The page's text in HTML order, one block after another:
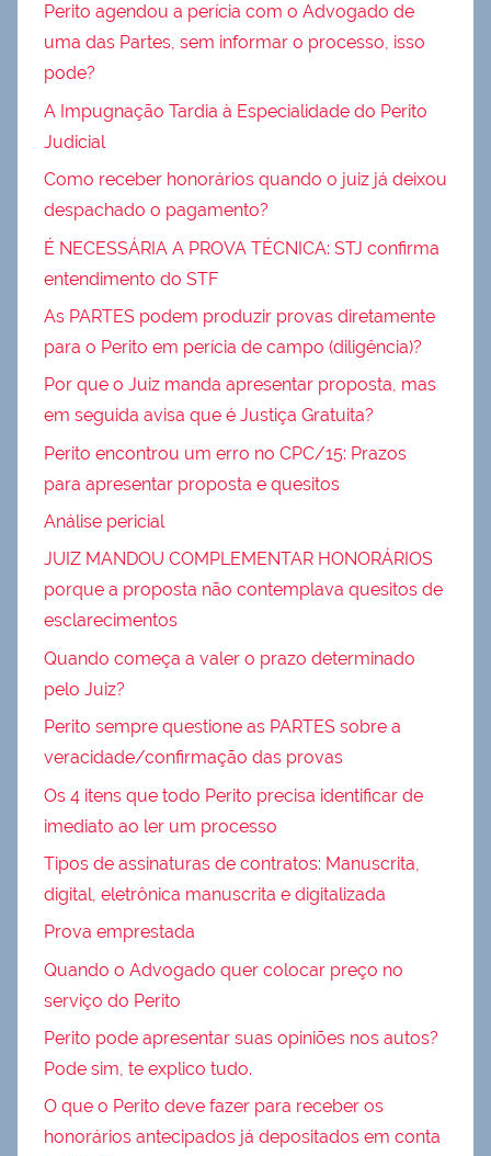
Perito agendou a perícia com o Advogado de
uma das Partes, sem informar o processo, isso
pode?
A Impugnação Tardia à Especialidade do Perito
Judicial
Como receber honorários quando o juiz já deixou
despachado o pagamento?
É NECESSÁRIA A PROVA TÉCNICA: STJ confirma
entendimento do STF
As PARTES podem produzir provas diretamente
para o Perito em perícia de campo (diligência)?
Por que o Juiz manda apresentar proposta, mas
em seguida avisa que é Justiça Gratuita?
Perito encontrou um erro no CPC/15: Prazos
para apresentar proposta e quesitos
Análise pericial
JUIZ MANDOU COMPLEMENTAR HONORÁRIOS
porque a proposta não contemplava quesitos de
esclarecimentos
Quando começa a valer o prazo determinado
pelo Juiz?
Perito sempre questione as PARTES sobre a
veracidade/confirmação das provas
Os 4 itens que todo Perito precisa identificar de
imediato ao ler um processo
Tipos de assinaturas de contratos: Manuscrita,
digital, eletrônica manuscrita e digitalizada
Prova emprestada
Quando o Advogado quer colocar preço no
serviço do Perito
Perito pode apresentar suas opiniões nos autos?
Pode sim, te explico tudo.
O que o Perito deve fazer para receber os
honorários antecipados já depositados em conta